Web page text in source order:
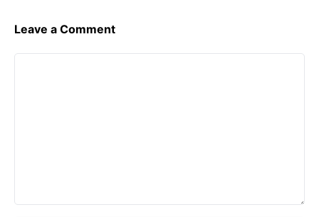
Leave a Comment